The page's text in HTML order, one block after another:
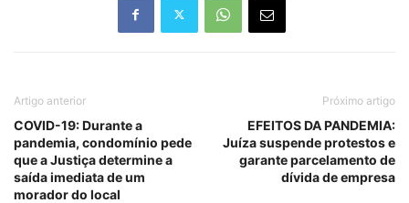
Artigo anterior
COVID-19: Durante a
pandemia, condomínio pede
que a Justiça determine a
saída imediata de um
morador do local
Próximo artigo
EFEITOS DA PANDEMIA:
Juíza suspende protestos e
garante parcelamento de
dívida de empresa